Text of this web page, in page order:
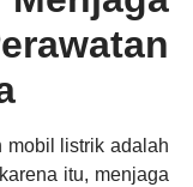
mobil listrik adalah
itu, menjaga